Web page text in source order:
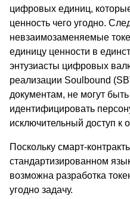
цифровых единиц,
ценность чего угодно.
невзаимозаменяемые
единицу ценности в
энтузиасты цифровых
реализации Soulbound
документам, не могут
идентифицировать
исключительный доступ
Поскольку смарт-
стандартизированном
возможна разработка
угодно задачу.